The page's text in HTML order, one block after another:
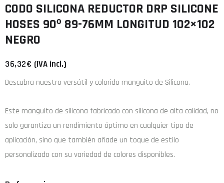
CODO SILICONA REDUCTOR DRP SILICONE
HOSES 90º 89-76MM LONGITUD 102×102
NEGRO
36,32€ (IVA incl.)
Descubra nuestro versátil y colorido manguito de Silicona.
Este manguito de silicona fabricado con silicona de alta calidad, no
solo garantiza un rendimiento óptimo en cualquier tipo de
aplicación, sino que también añade un toque de estilo
personalizado con su variedad de colores disponibles.